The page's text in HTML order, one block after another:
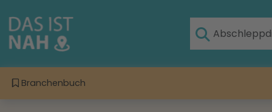
Branchenbuch